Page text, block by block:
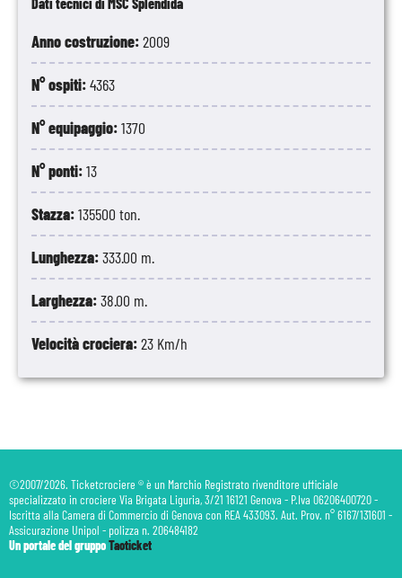
Anno costruzione:2009
N° ospiti:4363
N° equipaggio:1370
N° ponti:13
Stazza:135500 ton.
Lunghezza:333.00 m.
Larghezza:38.00 m.
Velocità crociera:23 Km/h
Barcellona
8 Marsiglia 08:00 -
©2007/2026. Ticketcrociere ® è un Marchio Registrato rivenditore ufficiale
specializzato in crociere Via Brigata Liguria, 3/21 16121 Genova - P.Iva 06206400720 -
Iscritta alla Camera di Commercio di Genova con REA 433093. Aut. Prov. n° 6167/131601 -
Assicurazione Unipol - polizza n. 206484182
Un portale del gruppoTaoticket